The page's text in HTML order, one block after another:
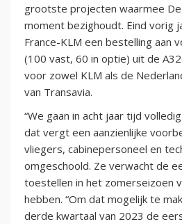
grootste projecten waarmee
moment bezighoudt. Eind vorig
France-KLM een bestelling aan
(100 vast, 60 in optie) uit de
voor zowel KLM als de
van Transavia.
“We gaan in acht jaar tijd
dat vergt een aanzienlijke
vliegers, cabinepersoneel en
omgeschoold. Ze verwacht de
toestellen in het zomerseizoen
hebben. “Om dat mogelijk te
derde kwartaal van 2023 de